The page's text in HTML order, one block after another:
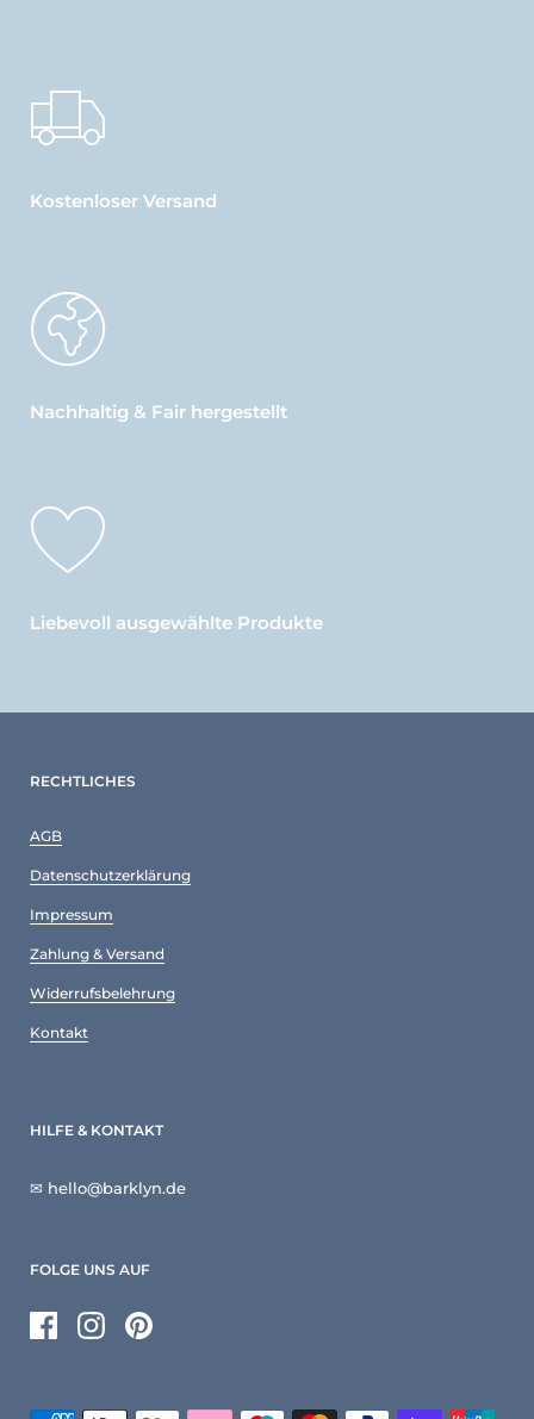
Kostenloser Versand
Nachhaltig & Fair hergestellt
Liebevoll ausgewählte Produkte
RECHTLICHES
AGB
Datenschutzerklärung
Impressum
Zahlung & Versand
Widerrufsbelehrung
Kontakt
HILFE & KONTAKT
✉ hello@barklyn.de
FOLGE UNS AUF
FacebookInstagramPinterest